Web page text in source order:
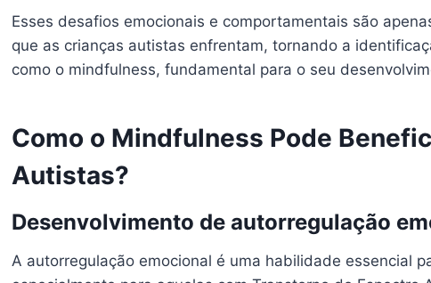
Esses desafios emocionais e comportamentais são
que as crianças autistas enfrentam, tornando a
como o mindfulness, fundamental para o seu
Como o Mindfulness Pode
Autistas?
Desenvolvimento de autorregulação
A autorregulação emocional é uma habilidade essencial